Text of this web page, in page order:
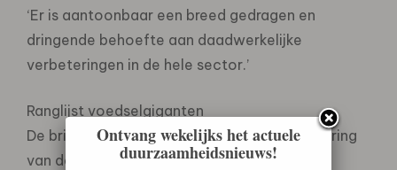
‘Er is aantoonbaar een breed gedragen en
dringende behoefte aan daadwerkelijke
verbeteringen in de hele sector.’
Ranglijst voedselgiganten
De brief verschijnt zes maanden na de lancering
van de Oxfam Behind the Brands scorekaart,
Ontvang wekelijks het actuele
duurzaamheidsnieuws!